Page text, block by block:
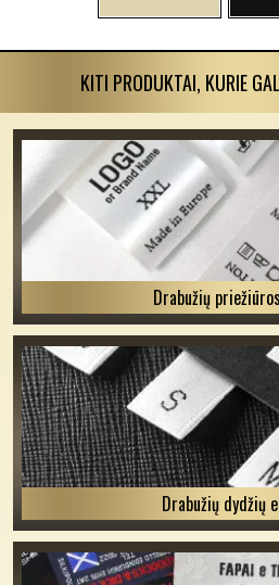
KITI PRODUKTAI, KURIE
Drabužių
Drabužių dydžių